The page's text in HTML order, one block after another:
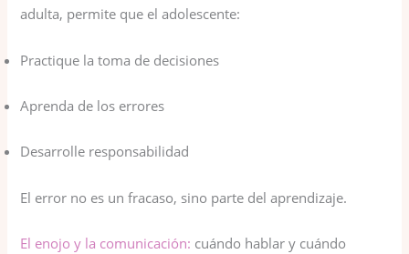
adulta, permite que el adolescente:
Practique la toma de decisiones
Aprenda de los errores
Desarrolle responsabilidad
El error no es un fracaso, sino parte del aprendizaje.
El enojo y la comunicación: cuándo hablar y cuándo